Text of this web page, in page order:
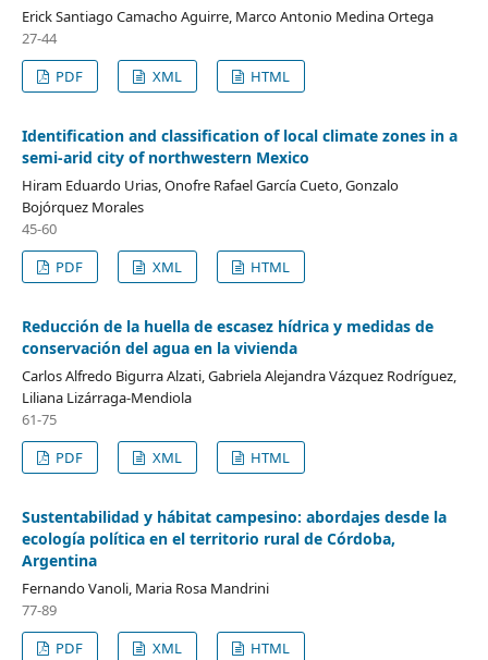
Erick Santiago Camacho Aguirre, Marco Antonio Medina Ortega
27-44
PDF
XML HTML
Identification and classification of local climate zones in a
semi-arid city of northwestern Mexico
Hiram Eduardo Urias, Onofre Rafael García Cueto, Gonzalo
Bojórquez Morales
45-60
PDF
XML HTML
Reducción de la huella de escasez hídrica y medidas de
conservación del agua en la vivienda
Carlos Alfredo Bigurra Alzati, Gabriela Alejandra Vázquez Rodríguez,
Liliana Lizárraga-Mendiola
61-75
PDF
XML HTML
Sustentabilidad y hábitat campesino: abordajes desde la
ecología política en el territorio rural de Córdoba,
Argentina
Fernando Vanoli, Maria Rosa Mandrini
77-89
PDF
XML HTML